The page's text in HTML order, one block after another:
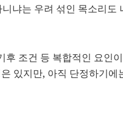
냐는 우려 섞인 목소리도
후 조건 등 복합적인 요인
있지만, 아직 단정하기에